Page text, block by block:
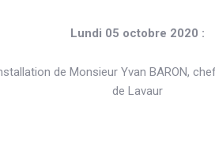
Lundi 05 octobre 2020 :
de Monsieur Yvan BARON,
de Lavaur